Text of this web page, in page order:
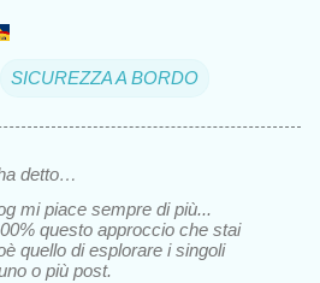
SICUREZZA A BORDO
detto…
mi piace sempre di più...
questo approccio che stai
quello di esplorare i singoli
o più post.